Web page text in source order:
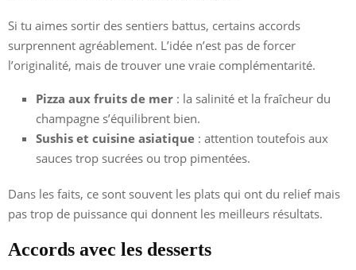
Si tu aimes sortir des sentiers battus, certains accords
surprennent agréablement. L’idée n’est pas de forcer
l’originalité, mais de trouver une vraie complémentarité.
Pizza aux fruits de mer : la salinité et la fraîcheur du
champagne s’équilibrent bien.
Sushis et cuisine asiatique : attention toutefois aux
sauces trop sucrées ou trop pimentées.
Dans les faits, ce sont souvent les plats qui ont du relief mais
pas trop de puissance qui donnent les meilleurs résultats.
Accords avec les desserts